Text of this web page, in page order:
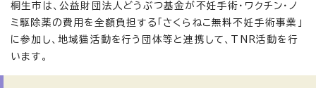
桐生市は、公益財団法人どうぶつ基金が不妊手術・ワクチン・ノ
ミ駆除薬の費用を全額負担する「さくらねこ無料不妊手術事業」
に参加し、地域猫活動を行う団体等と連携して、TNR活動を行
います。